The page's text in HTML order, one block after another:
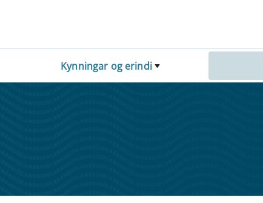
Kynningar og erindi